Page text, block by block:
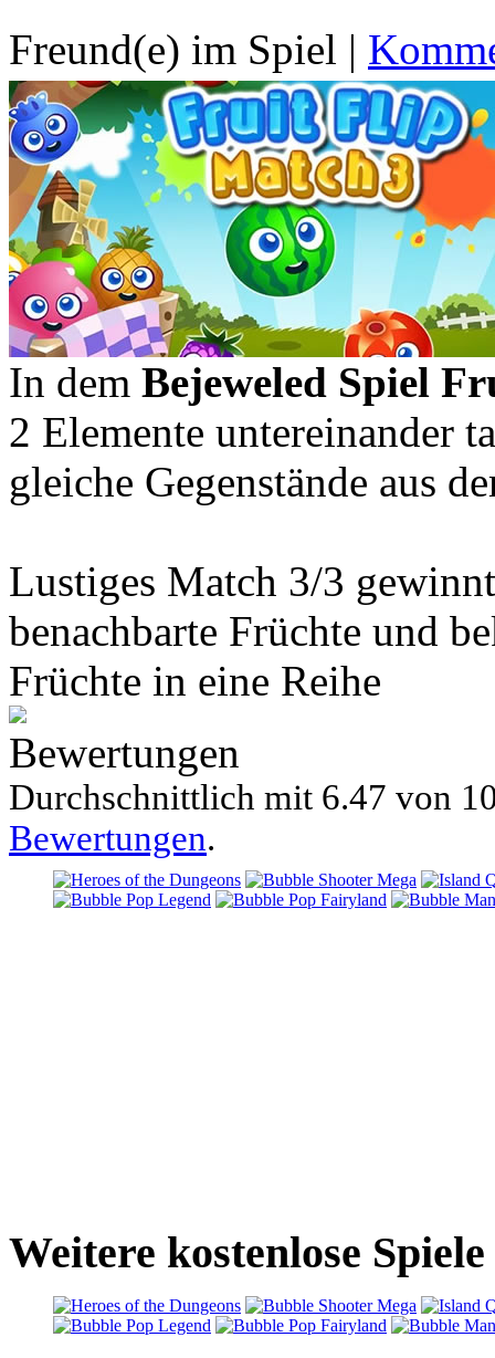
Freund(e) im Spiel |
In dem Bejeweled Spiel
2 Elemente untereinander
gleiche Gegenstände aus
Lustiges Match 3/3
benachbarte Früchte und
Früchte in eine Reihe
Bewertungen
Durchschnittlich mit 6.47 von
Bewertungen.
Weitere kostenlose